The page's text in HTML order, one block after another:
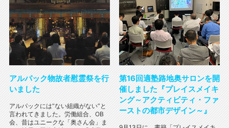
アルパック物故者慰霊祭を行
いました
アルパックには“ない組織がない”と
言われてきました。労働組合、OB
会、昔はユニークな「奥さん会」ま
第16回適塾路地奥サロンを開
催しました『プレイスメイキ
ング～アクティビティ・ファ
ーストの都市デザイン～』